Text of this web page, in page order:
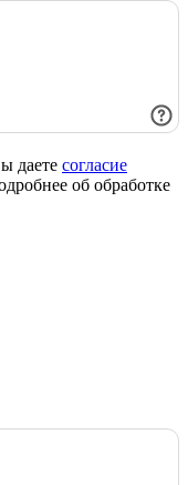
даете согласие
об обработке